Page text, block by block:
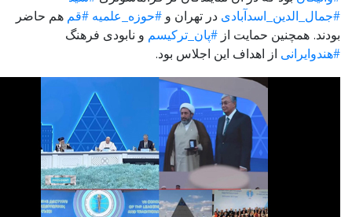
در تهران و#حوزه_علمیه #قمهم حاضر
همچنین حمایت از#پان_ترکیسم و نابودی فرهنگ
از اهداف این اجلاس بود.